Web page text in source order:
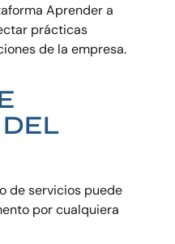
Aprender a
prácticas
de la empresa.
de servicios puede
por cualquiera